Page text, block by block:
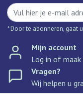
* Door te abonneren, gaat
Mijn account
Log in of
Vragen?
Wij helpen u